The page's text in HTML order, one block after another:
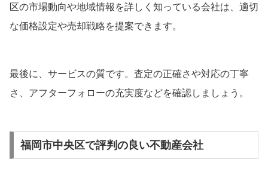
区の市場動向や地域情報を詳しく知っている会社は、適切
な価格設定や売却戦略を提案できます。
最後に、サービスの質です。査定の正確さや対応の丁寧
さ、アフターフォローの充実度などを確認しましょう。
福岡市中央区で評判の良い不動産会社